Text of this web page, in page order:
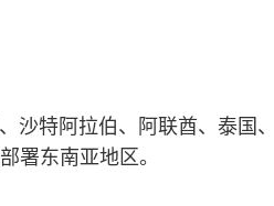
沙特阿拉伯、阿联酋、泰国
署东南亚地区。